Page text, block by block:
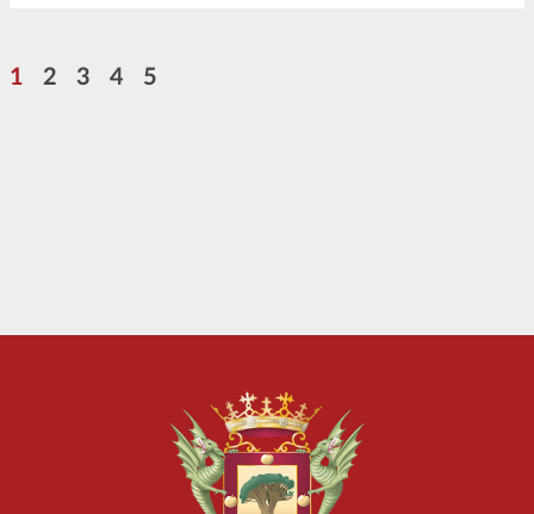
Pagination
Page
1 Page
2 Page
3 Page
4 Page
5